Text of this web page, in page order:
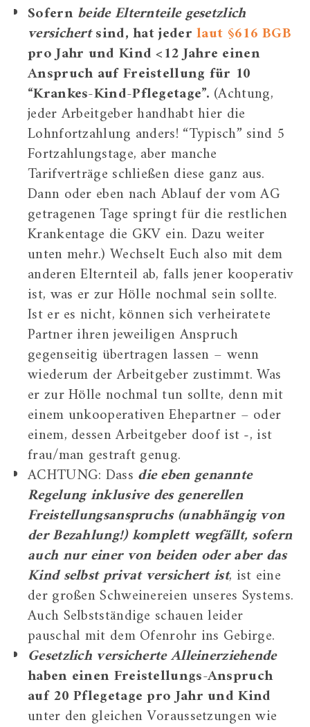
Sofernbeide Elternteile gesetzlich
versichertsind, hat jederlaut §616 BGB
pro Jahr und Kind <12 Jahre einen
Anspruch auf Freistellung für 10
“Krankes-Kind-Pflegetage”. (Achtung,
jeder Arbeitgeber handhabt hier die
Lohnfortzahlung anders! “Typisch” sind 5
Fortzahlungstage, aber manche
Tarifverträge schließen diese ganz aus.
Dann oder eben nach Ablauf der vom AG
getragenen Tage springt für die restlichen
Krankentage die GKV ein. Dazu weiter
unten mehr.) Wechselt Euch also mit dem
anderen Elternteil ab, falls jener kooperativ
ist, was er zur Hölle nochmal sein sollte.
Ist er es nicht, können sich verheiratete
Partner ihren jeweiligen Anspruch
gegenseitig übertragen lassen – wenn
wiederum der Arbeitgeber zustimmt. Was
er zur Hölle nochmal tun sollte, denn mit
einem unkooperativen Ehepartner – oder
einem, dessen Arbeitgeber doof ist -, ist
frau/man gestraft genug.
ACHTUNG: Dass die eben genannte
Regelung inklusive des generellen
Freistellungsanspruchs (unabhängig von
der Bezahlung!) komplett wegfällt, sofern
auch nur einer von beiden oder aber das
Kind selbst privat versichert ist, ist eine
der großen Schweinereien unseres Systems.
Auch Selbstständige schauen leider
pauschal mit dem Ofenrohr ins Gebirge.
Gesetzlich versicherte Alleinerziehende
haben einen Freistellungs-Anspruch
auf 20 Pflegetage pro Jahr und Kind
unter den gleichen Voraussetzungen wie